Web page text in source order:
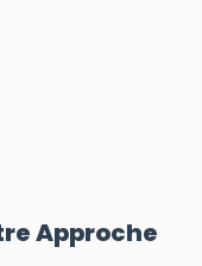
Approche